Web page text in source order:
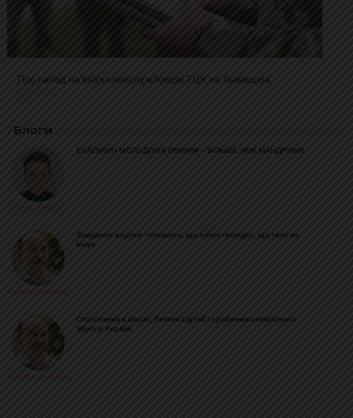
Про напад на військовослужбовців ТЦК на Львівщині
Блоги
Богдан Козійчук
ERAZMUS+ МОЛОДІЖНІ ОБМІНИ – БІЛЬШЕ, НІЖ МАНДРІВКИ
Михайло Цимбалюк
Завдання ворога - показати, що війна «всюди», що тилу не
існує
Михайло Цимбалюк
Стрілянина в школі, безпека дітей і проблема нелегальної
зброї в Україні